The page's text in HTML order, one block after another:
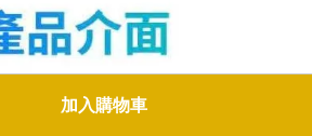
加入購物車